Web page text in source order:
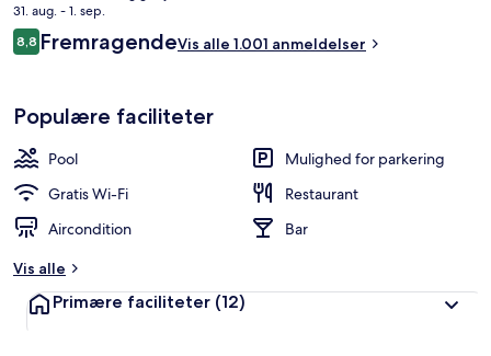
pris
er
1.193 kr.
31. aug. - 1. sep.
Anmeldelser
8,88,8 ud af 10.
FremragendeVis alle 1.001 anmeldelser
Populære faciliteter
Pool
Mulighed for parkering
Gratis Wi-Fi
Restaurant
Aircondition
Bar
Vis alle
Primære faciliteter (12)